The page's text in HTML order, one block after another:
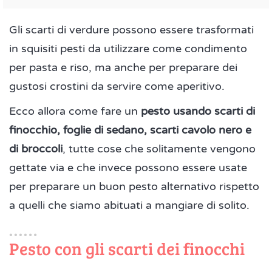
Gli scarti di verdure possono essere trasformati
in squisiti pesti da utilizzare come condimento
per pasta e riso, ma anche per preparare dei
gustosi crostini da servire come aperitivo.
Ecco allora come fare un pesto usando scarti di
finocchio, foglie di sedano, scarti cavolo nero e
di broccoli, tutte cose che solitamente vengono
gettate via e che invece possono essere usate
per preparare un buon pesto alternativo rispetto
a quelli che siamo abituati a mangiare di solito.
Pesto con gli scarti dei finocchi